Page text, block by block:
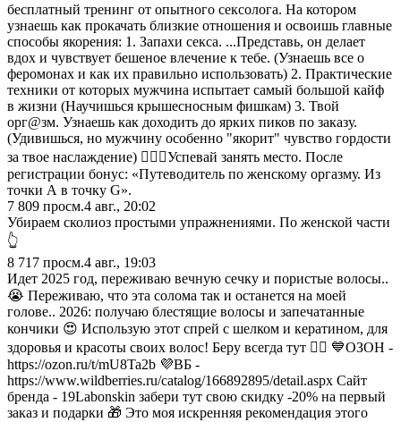
бесплатный тренинг от опытного сексолога. На котором
узнаешь как прокачать близкие отношения и освоишь главные
способы якорения: 1. Запахи секса. ...Представь, он делает
вдох и чувствует бешеное влечение к тебе. (Узнаешь все о
феромонах и как их правильно использовать) 2. Практические
техники от которых мужчина испытает самый большой кайф
в жизни (Научишься крышесносным фишкам) 3. Твой
орг@зм. Узнаешь как доходить до ярких пиков по заказу.
(Удивишься, но мужчину особенно "якорит" чувство гордости
за твое наслаждение) 👩‍❤️‍👨Успевай занять место. После
регистрации бонус: «Путеводитель по женскому оргазму. Из
точки А в точку G».
7 809 просм.4 авг., 20:02
Убираем сколиоз простыми упражнениями. По женской части
👆
8 717 просм.4 авг., 19:03
Идет 2025 год, переживаю вечную сечку и пористые волосы..
😭 Переживаю, что эта солома так и останется на моей
голове.. 2026: получаю блестящие волосы и запечатанные
кончики 😍 Использую этот спрей с шелком и кератином, для
здоровья и красоты своих волос! Беру всегда тут 👇🏼 💙ОЗОН -
https://ozon.ru/t/mU8Ta2b 💜ВБ -
https://www.wildberries.ru/catalog/166892895/detail.aspx Сайт
бренда - 19Labonskin забери тут свою скидку -20% на первый
заказ и подарки 🎁 Это моя искренняя рекомендация этого